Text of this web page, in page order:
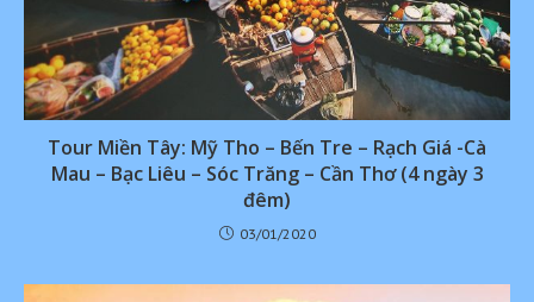
Tour Miền Tây: Mỹ Tho – Bến Tre – Rạch Giá -Cà
Mau – Bạc Liêu – Sóc Trăng – Cần Thơ (4 ngày 3
đêm)
03/01/2020